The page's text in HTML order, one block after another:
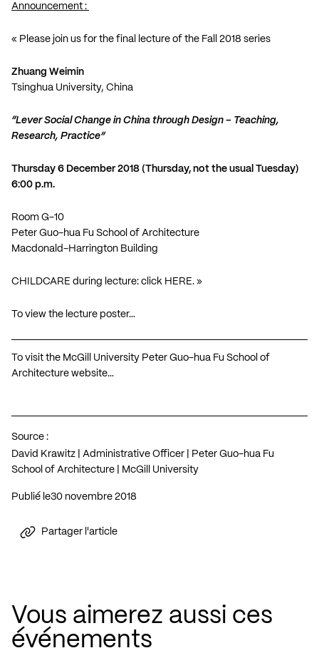
Announcement :
« Please join us for the final lecture of the Fall 2018 series
Zhuang Weimin
Tsinghua University, China
“Lever Social Change in China through Design – Teaching,
Research, Practice”
Thursday 6 December 2018 (Thursday, not the usual Tuesday)
6:00 p.m.
Room G-10
Peter Guo-hua Fu School of Architecture
Macdonald-Harrington Building
CHILDCARE during lecture: click HERE. »
To view the lecture poster…
To visit the McGill University Peter Guo-hua Fu School of
Architecture website…
Source :
David Krawitz | Administrative Officer | Peter Guo-hua Fu
School of Architecture | McGill University
Publié le 30 novembre 2018
Partager l'article
Vous aimerez aussi ces
événements